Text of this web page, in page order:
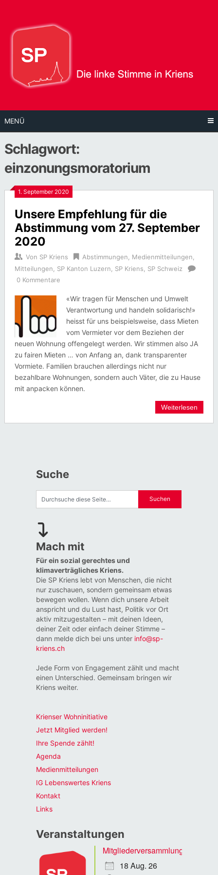
Inhalt
MENÜ
Schlagwort:
einzonungsmoratorium
1. September 2020
Unsere Empfehlung für die
Abstimmung vom 27. September
2020
Von SP Kriens Abstimmungen Medienmitteilungen
Mitteilungen
SP Kanton Luzern SP Kriens
SP Schweiz
0 Kommentare
«Wir tragen für Menschen und Umwelt
Verantwortung und handeln solidarisch!»
heisst für uns beispielsweise, dass Mieten
vom Vermieter vor dem Beziehen der
neuen Wohnung offengelegt werden. Wir stimmen also JA
zu fairen Mieten … von Anfang an, dank transparenter
Vormiete. Familien brauchen allerdings nicht nur
bezahlbare Wohnungen, sondern auch Väter, die zu Hause
mit anpacken können.
Weiterlesen
Suche
Mach mit
Für ein sozial gerechtes und
klimaverträgliches Kriens.
Die SP Kriens lebt von Menschen, die nicht
nur zuschauen, sondern gemeinsam etwas
bewegen wollen. Wenn dich unsere Arbeit
anspricht und du Lust hast, Politik vor Ort
aktiv mitzugestalten – mit deinen Ideen,
deiner Zeit oder einfach deiner Stimme –
dann melde dich bei uns unter info@sp-
kriens.ch
Jede Form von Engagement zählt und macht
einen Unterschied. Gemeinsam bringen wir
Kriens weiter.
Krienser Wohninitiative
Jetzt Mitglied werden!
Ihre Spende zählt!
Agenda
Medienmitteilungen
IG Lebenswertes Kriens
Kontakt
Links
Veranstaltungen
Mitgliederversammlung
18 Aug. 26